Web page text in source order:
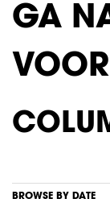
GA
BROWSE BY DATE